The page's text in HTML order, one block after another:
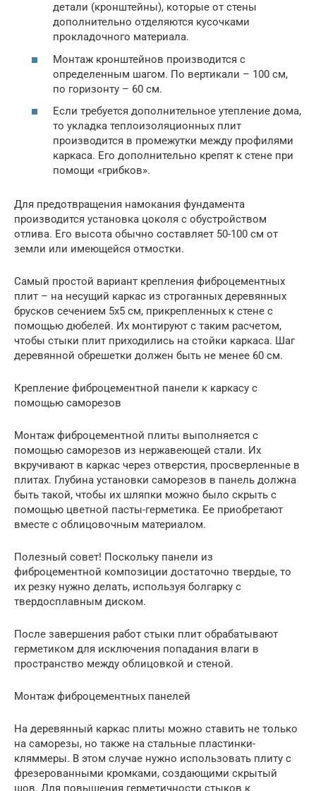
детали (кронштейны), которые от стены
дополнительно отделяются кусочками
прокладочного материала.
Монтаж кронштейнов производится с
определенным шагом. По вертикали – 100 см,
по горизонту – 60 см.
Если требуется дополнительное утепление дома,
то укладка теплоизоляционных плит
производится в промежутки между профилями
каркаса. Его дополнительно крепят к стене при
помощи «грибков».
Для предотвращения намокания фундамента
производится установка цоколя с обустройством
отлива. Его высота обычно составляет 50-100 см от
земли или имеющейся отмостки.
Самый простой вариант крепления фиброцементных
плит – на несущий каркас из строганных деревянных
брусков сечением 5х5 см, прикрепленных к стене с
помощью дюбелей. Их монтируют с таким расчетом,
чтобы стыки плит приходились на стойки каркаса. Шаг
деревянной обрешетки должен быть не менее 60 см.
Крепление фиброцементной панели к каркасу с
помощью саморезов
Монтаж фиброцементной плиты выполняется с
помощью саморезов из нержавеющей стали. Их
вкручивают в каркас через отверстия, просверленные в
плитах. Глубина установки саморезов в панель должна
быть такой, чтобы их шляпки можно было скрыть с
помощью цветной пасты-герметика. Ее приобретают
вместе с облицовочным материалом.
Полезный совет! Поскольку панели из
фиброцементной композиции достаточно твердые, то
их резку нужно делать, используя болгарку с
твердосплавным диском.
После завершения работ стыки плит обрабатывают
герметиком для исключения попадания влаги в
пространство между облицовкой и стеной.
Монтаж фиброцементных панелей
На деревянный каркас плиты можно ставить не только
на саморезы, но также на стальные пластинки-
кляммеры. В этом случае нужно использовать плиту с
фрезерованными кромками, создающими скрытый
шов. Для повышения герметичности стыков к